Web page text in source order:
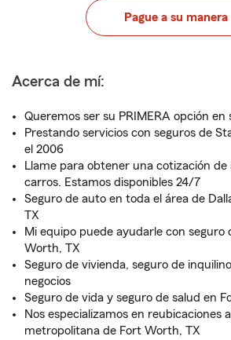
Pague a su manera
Acerca de mí:
Queremos ser su PRIMERA opción en
Prestando servicios con seguros de
el 2006
Llame para obtener una cotización de
carros. Estamos disponibles 24/7
Seguro de auto en toda el área de
TX
Mi equipo puede ayudarle con seguro
Worth, TX
Seguro de vivienda, seguro de
negocios
Seguro de vida y seguro de salud en
Nos especializamos en reubicaciones
metropolitana de Fort Worth, TX